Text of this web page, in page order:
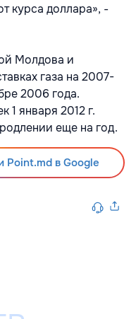
курса доллара», -
Молдова и
газа на 2007-
2006 года.
1 января 2012 г.
еще на год.
Point.md в Google